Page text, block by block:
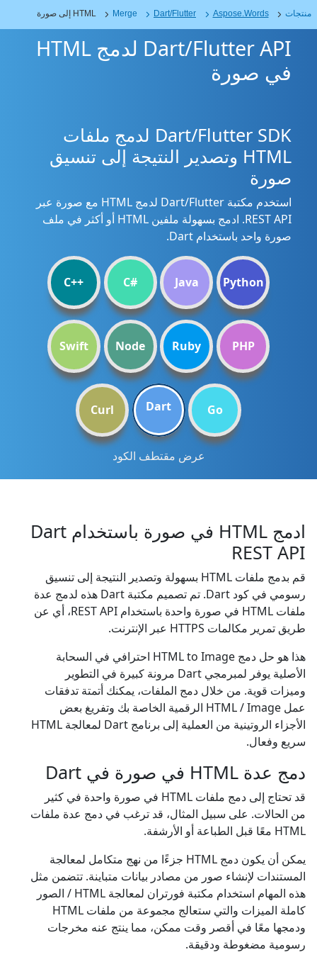
منتجات Aspose.Words
Dart/Flutter
Merge HTML إلى صورة
Dart/Flutter API لدمج HTML
في صورة
Dart/Flutter SDK لدمج ملفات
HTML وتصدير النتيجة إلى تنسيق
صورة
استخدم مكتبة Dart/Flutter لدمج HTML مع صورة عبر
REST API. ادمج بسهولة ملفين HTML أو أكثر في ملف
صورة واحد باستخدام Dart.
Python
Java
C#
C++
PHP
Ruby
Node
Swift
Go
Dart
Curl
عرض مقتطف الكود
ادمج HTML في صورة باستخدام Dart
REST API
قم بدمج ملفات HTML بسهولة وتصدير النتيجة إلى تنسيق
رسومي في كود Dart. تم تصميم مكتبة Dart هذه لدمج عدة
ملفات HTML في صورة واحدة باستخدام REST API، أي عن
طريق تمرير مكالمات HTTPS عبر الإنترنت.
هذا هو حل دمج HTML to Image احترافي في السحابة
الأصلية يوفر لمبرمجي Dart مرونة كبيرة في التطوير
وميزات قوية. من خلال دمج الملفات، يمكنك أتمتة تدفقات
عمل HTML / Image الرقمية الخاصة بك وتفريغ بعض
الأجزاء الروتينية من العملية إلى برنامج Dart لمعالجة HTML
سريع وفعال.
دمج عدة HTML في صورة في Dart
قد تحتاج إلى دمج ملفات HTML في صورة واحدة في كثير
من الحالات. على سبيل المثال، قد ترغب في دمج عدة ملفات
HTML معًا قبل الطباعة أو الأرشفة.
يمكن أن يكون دمج HTML جزءًا من نهج متكامل لمعالجة
المستندات لإنشاء صور من مصادر بيانات متباينة. تتضمن مثل
هذه المهام استخدام مكتبة فورتران لمعالجة HTML / الصور
كاملة الميزات والتي ستعالج مجموعة من ملفات HTML
ودمجها معًا في أقصر وقت ممكن، مما ينتج عنه مخرجات
رسومية مضغوطة ودقيقة.